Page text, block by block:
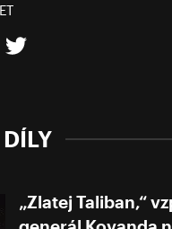
„Zlatej Taliban,“